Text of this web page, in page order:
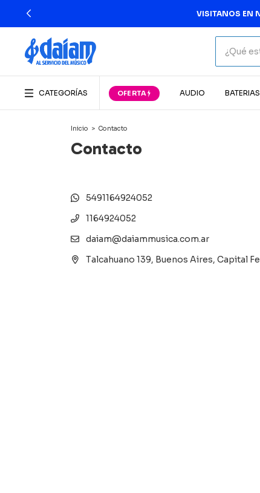
VISITANOS EN
CATEGORÍAS AUDIO
Inicio > Contacto
Contacto
5491164924052
1164924052
daiam@daiammusica.com.ar
Talcahuano 139, Buenos Aires, Capital